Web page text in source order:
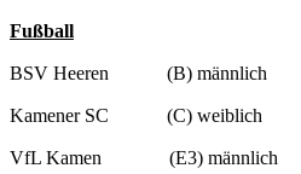
Fußball
BSV Heeren (B) männlich
Kamener SC (C) weiblich
VfL Kamen (E3) männlich